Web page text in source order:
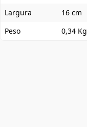
Largura
16 cm
Peso
0,34 Kg